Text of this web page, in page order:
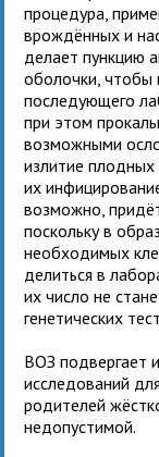
процедура,
врождённых и
делает пункцию
оболочки, чтобы
последующего
при этом
возможными
излитие
их
возможно,
поскольку в
необходимых
делиться в
их число не
генетических
ВОЗ подвергает
исследований
родителей
недопустимой.